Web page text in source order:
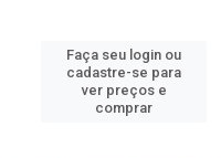
Faça seu login ou
cadastre-se para
ver preços e
comprar